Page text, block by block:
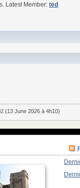
Latest Member:ted
(13 June 2026 à 4h10)